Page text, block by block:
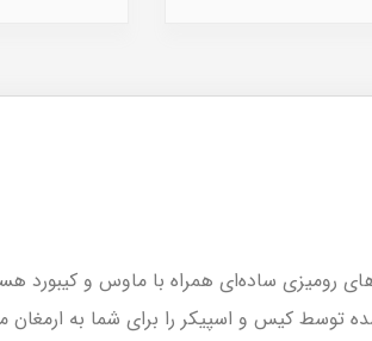
توسط کیس و اسپیکر را برای شما به